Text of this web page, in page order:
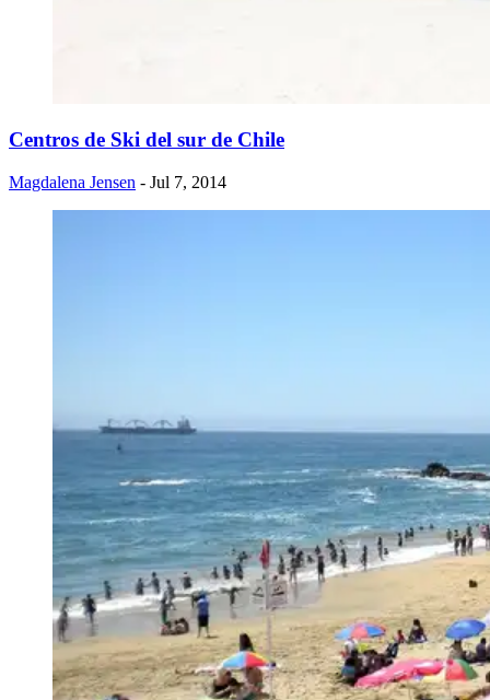
​Centros de Ski del sur de Chile
Magdalena Jensen - Jul 7, 2014